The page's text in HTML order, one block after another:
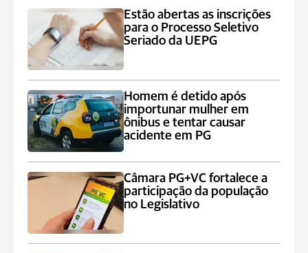
Estão abertas as inscrições
para o Processo Seletivo
Seriado da UEPG
Homem é detido após
importunar mulher em
ônibus e tentar causar
acidente em PG
Câmara PG+VC fortalece a
participação da população
no Legislativo